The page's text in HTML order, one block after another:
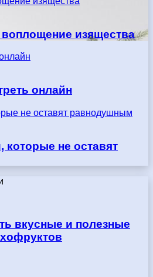
изящества
онлайн
не оставят равнодушным
которые не оставят
вкусные и полезные